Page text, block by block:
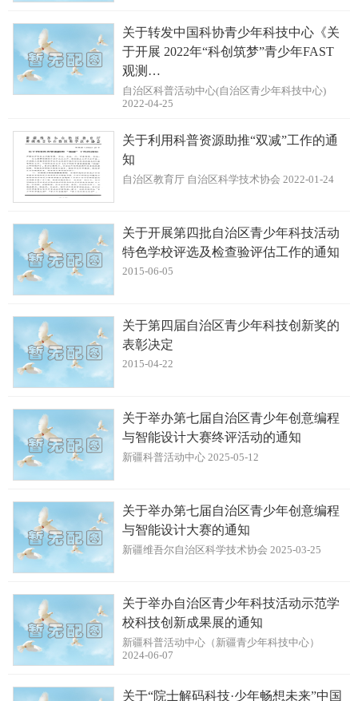
关于转发中国科协青少年科技中心《关
于开展 2022年“科创筑梦”青少年FAST
观测…
自治区科普活动中心(自治区青少年科技中心)
2022-04-25
关于利用科普资源助推“双减”工作的通
知
自治区教育厅 自治区科学技术协会 2022-01-24
关于开展第四批自治区青少年科技活动
特色学校评选及检查验评估工作的通知
2015-06-05
关于第四届自治区青少年科技创新奖的
表彰决定
2015-04-22
关于举办第七届自治区青少年创意编程
与智能设计大赛终评活动的通知
新疆科普活动中心 2025-05-12
关于举办第七届自治区青少年创意编程
与智能设计大赛的通知
新疆维吾尔自治区科学技术协会 2025-03-25
关于举办自治区青少年科技活动示范学
校科技创新成果展的通知
新疆科普活动中心（新疆青少年科技中心）
2024-06-07
关于“院士解码科技·少年畅想未来”中国